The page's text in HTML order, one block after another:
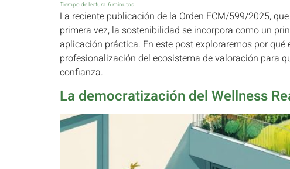
Tiempo de lectura:6 minutos
La reciente publicación de la Orden ECM/599/2025,
primera vez, la sostenibilidad se incorpora como un
aplicación práctica. En este post exploraremos por
profesionalización del ecosistema de valoración para
confianza.
La democratización del Wellness